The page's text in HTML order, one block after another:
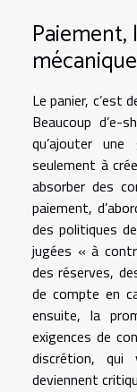
Paiement,
Le panier, c’est
Beaucoup
qu’ajouter
seulement à
absorber des
paiement,
des politiques
jugées « à
des réserves,
de compte en
ensuite, la
exigences de
discrétion,
deviennent